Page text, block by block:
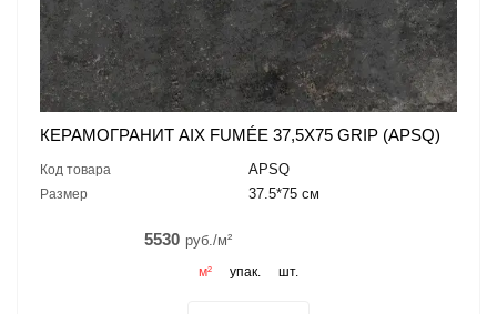
КЕРАМОГРАНИТ AIX FUMÉE 37,5X75 GRIP (APSQ)
Код товара APSQ
Размер 37.5*75 см
5530 руб./м²
м² упак. шт.